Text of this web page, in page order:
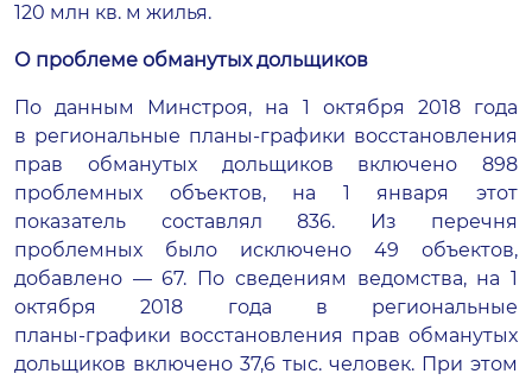
120 млн кв. м жилья.
О проблеме обманутых дольщиков
По данным Минстроя, на 1 октября 2018 года
в региональные планы-графики восстановления
прав обманутых дольщиков включено 898
проблемных объектов, на 1 января этот
показатель составлял 836. Из перечня
проблемных было исключено 49 объектов,
добавлено — 67. По сведениям ведомства, на 1
октября 2018 года в региональные
планы-графики восстановления прав обманутых
дольщиков включено 37,6 тыс. человек. При этом